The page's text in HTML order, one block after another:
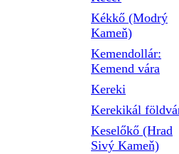
Kékkő (Modrý
Kameň)
Kemendollár:
Kemend vára
Kereki
Kerekikál
Keselőkő (Hrad
Sivý Kameň)